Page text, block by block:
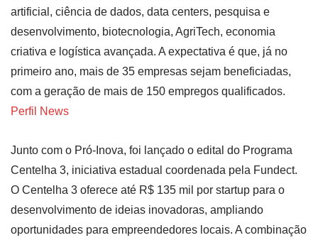
artificial, ciência de dados, data centers, pesquisa e
desenvolvimento, biotecnologia, AgriTech, economia
criativa e logística avançada. A expectativa é que, já no
primeiro ano, mais de 35 empresas sejam beneficiadas,
com a geração de mais de 150 empregos qualificados.
Perfil News
Junto com o Pró-Inova, foi lançado o edital do Programa
Centelha 3, iniciativa estadual coordenada pela Fundect.
O Centelha 3 oferece até R$ 135 mil por startup para o
desenvolvimento de ideias inovadoras, ampliando
oportunidades para empreendedores locais. A combinação